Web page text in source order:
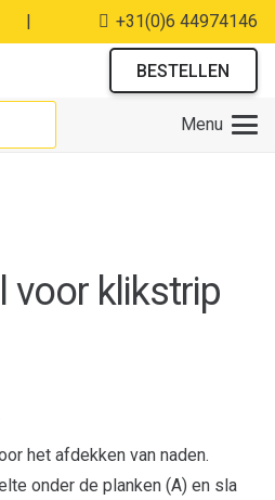
| +31(0)6 44974146
BESTELLEN
Menu
voor klikstrip
het afdekken van naden.
onder de planken (A) en sla